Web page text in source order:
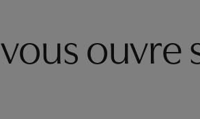
ouvre